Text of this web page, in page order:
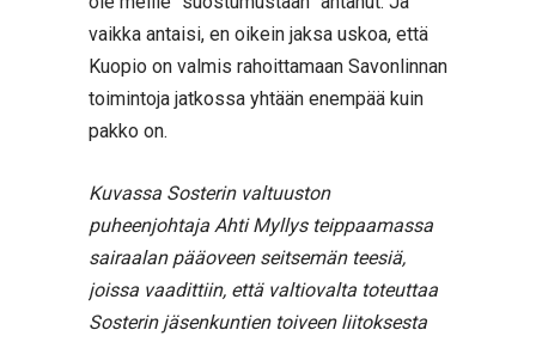
vaikka antaisi, en oikein jaksa uskoa, että
Kuopio on valmis rahoittamaan Savonlinnan
toimintoja jatkossa yhtään enempää kuin
pakko on.
Kuvassa Sosterin valtuuston
puheenjohtaja Ahti Myllys teippaamassa
sairaalan pääoveen seitsemän teesiä,
joissa vaadittiin, että valtiovalta toteuttaa
Sosterin jäsenkuntien toiveen liitoksesta